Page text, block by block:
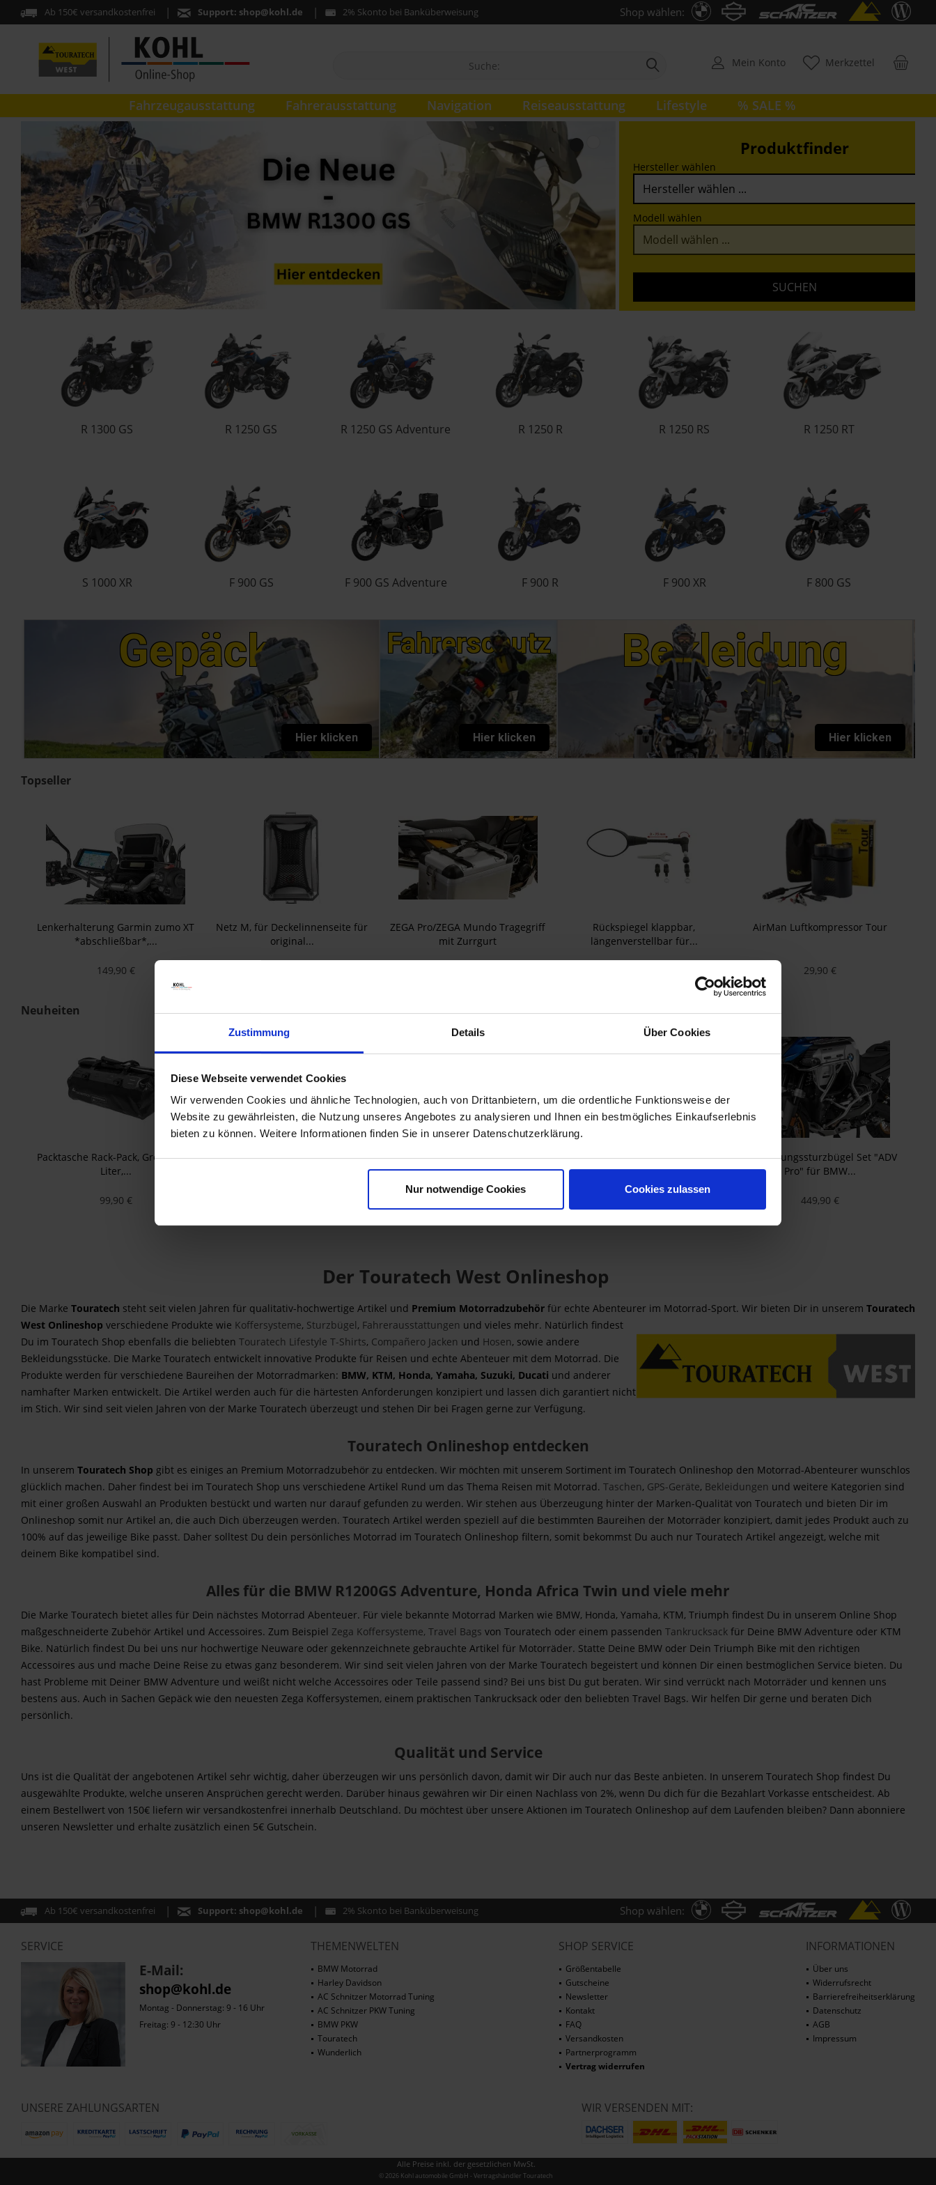
Zustimmung Details Über Cookies
Diese Webseite verwendet Cookies
Wir verwenden Cookies und ähnliche Technologien, auch von Drittanbietern, um die ordentliche Funktionsweise der
Website zu gewährleisten, die Nutzung unseres Angebotes zu analysieren und Ihnen ein bestmögliches Einkaufserlebnis
bieten zu können. Weitere Informationen finden Sie in unserer Datenschutzerklärung.
Nur notwendige Cookies Cookies zulassen
Ab 150€ versandkostenfrei Support: shop@kohl.de 2% Skonto bei Banküberweisung Shop wählen:
Merkzettel
Mein Konto
Fahrzeugausstattung Fahrerausstattung Navigation Reiseausstattung Lifestyle % SALE %
Topseller
Lenkerhalterung Garmin zumo XT
*abschließbar*,...
149,90 €
Netz M, für Deckelinnenseite für
original...
ZEGA Pro/ZEGA Mundo Tragegriff
mit Zurrgurt
Rückspiegel klappbar,
längenverstellbar für...
AirMan Luftkompressor Tour
29,90 €
Neuheiten
Packtasche Rack-Pack, Größe L, 49
Liter,...
99,90 €
Windschild, L, getönt, für BMW
Komfortsitzbank einteilig Fresh
Touch, für...
Verkleidungssturzbügel Set "ADV
Pro" für BMW...
Verkleidungssturzbügel Set "ADV
Pro" für BMW...
449,90 €
Produktfinder
Hersteller wählen
Modell wählen
SUCHEN
R 1300 GS R 1250 GS R 1250 GS Adventure R 1250 R R 1250 RS R 1250 RT
Gepäck
Hier klicken
Fahrerschutz
Hier klicken
Bekleidung
Hier klicken
S 1000 XR F 900 GS F 900 GS Adventure F 900 R F 900 XR F 800 GS
Der Touratech West Onlineshop
Die Marke Touratech steht seit vielen Jahren für qualitativ-hochwertige Artikel und Premium Motorradzubehör für echte Abenteurer im Motorrad-Sport. Wir bieten Dir in unserem Touratech
West Onlineshop verschiedene Produkte wie Koffersysteme, Sturzbügel, Fahrerausstattungen und vieles mehr. Natürlich findest
Du im Touratech Shop ebenfalls die beliebten Touratech Lifestyle T-Shirts, Compañero Jacken und Hosen, sowie andere
Bekleidungsstücke. Die Marke Touratech entwickelt innovative Produkte für Reisen und echte Abenteuer mit dem Motorrad. Die
Produkte werden für verschiedene Baureihen der Motorradmarken: BMW, KTM, Honda, Yamaha, Suzuki, Ducati und anderer
namhafter Marken entwickelt. Die Artikel werden auch für die härtesten Anforderungen konzipiert und lassen dich garantiert nicht
im Stich. Wir sind seit vielen Jahren von der Marke Touratech überzeugt und stehen Dir bei Fragen gerne zur Verfügung.
Touratech Onlineshop entdecken
In unserem Touratech Shop gibt es einiges an Premium Motorradzubehör zu entdecken. Wir möchten mit unserem Sortiment im Touratech Onlineshop den Motorrad-Abenteurer wunschlos
glücklich machen. Daher findest bei im Touratech Shop uns verschiedene Artikel Rund um das Thema Reisen mit Motorrad. Taschen, GPS-Geräte, Bekleidungen und weitere Kategorien sind
mit einer großen Auswahl an Produkten bestückt und warten nur darauf gefunden zu werden. Wir stehen aus Überzeugung hinter der Marken-Qualität von Touratech und bieten Dir im
Onlineshop somit nur Artikel an, die auch Dich überzeugen werden. Touratech Artikel werden speziell auf die bestimmten Baureihen der Motorräder konzipiert, damit jedes Produkt auch zu
100% auf das jeweilige Bike passt. Daher solltest Du dein persönliches Motorrad im Touratech Onlineshop filtern, somit bekommst Du auch nur Touratech Artikel angezeigt, welche mit
deinem Bike kompatibel sind.
Alles für die BMW R1200GS Adventure, Honda Africa Twin und viele mehr
Die Marke Touratech bietet alles für Dein nächstes Motorrad Abenteuer. Für viele bekannte Motorrad Marken wie BMW, Honda, Yamaha, KTM, Triumph findest Du in unserem Online Shop
maßgeschneiderte Zubehör Artikel und Accessoires. Zum Beispiel Zega Koffersysteme, Travel Bags von Touratech oder einem passenden Tankrucksack für Deine BMW Adventure oder KTM
Bike. Natürlich findest Du bei uns nur hochwertige Neuware oder gekennzeichnete gebrauchte Artikel für Motorräder. Statte Deine BMW oder Dein Triumph Bike mit den richtigen
Accessoires aus und mache Deine Reise zu etwas ganz besonderem. Wir sind seit vielen Jahren von der Marke Touratech begeistert und können Dir einen bestmöglichen Service bieten. Du
hast Probleme mit Deiner BMW Adventure und weißt nicht welche Accessoires oder Teile passend sind? Bei uns bist Du gut beraten. Wir sind verrückt nach Motorräder und kennen uns
bestens aus. Auch in Sachen Gepäck wie den neuesten Zega Koffersystemen, einem praktischen Tankrucksack oder den beliebten Travel Bags. Wir helfen Dir gerne und beraten Dich
persönlich.
Qualität und Service
Uns ist die Qualität der angebotenen Artikel sehr wichtig, daher überzeugen wir uns persönlich davon, damit wir Dir auch nur das Beste anbieten. In unserem Touratech Shop findest Du
ausgewählte Produkte, welche unseren Ansprüchen gerecht werden. Darüber hinaus gewähren wir Dir einen Nachlass von 2%, wenn Du dich für die Bezahlart Vorkasse entscheidest. Ab
einem Bestellwert von 150€ liefern wir versandkostenfrei innerhalb Deutschland. Du möchtest über unsere Aktionen im Touratech Onlineshop auf dem Laufenden bleiben? Dann abonniere
unseren Newsletter und erhalte zusätzlich einen 5€ Gutschein.
Ab 150€ versandkostenfrei Support: shop@kohl.de 2% Skonto bei Banküberweisung Shop wählen:
SERVICE
E-Mail:
shop@kohl.de
Montag - Donnerstag: 9 - 16 Uhr
Freitag: 9 - 12:30 Uhr
THEMENWELTEN
BMW Motorrad
Harley Davidson
AC Schnitzer Motorrad Tuning
AC Schnitzer PKW Tuning
BMW PKW
Touratech
Wunderlich
SHOP SERVICE
Größentabelle
Gutscheine
Newsletter
Kontakt
FAQ
Versandkosten
Partnerprogramm
Vertrag widerrufen
INFORMATIONEN
Über uns
Widerrufsrecht
Barrierefreiheitserklärung
Datenschutz
AGB
Impressum
UNSERE ZAHLUNGSARTEN WIR VERSENDEN MIT:
Alle Preise inkl. der gesetzlichen MwSt.
© 2026 Kohl automobile GmbH - Vertragshändler Touratech